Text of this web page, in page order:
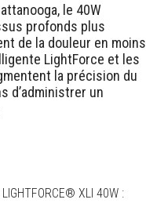
le 40W
profonds plus
de la douleur en moins
LightForce et les
la précision du
d’administrer un
XLI 40W :